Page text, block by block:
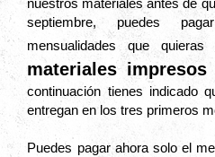
nuestros materiales antes de
septiembre, puedes
mensualidades que
materiales
continuación tienes indicado
entregan en los tres primeros
Puedes pagar ahora solo el